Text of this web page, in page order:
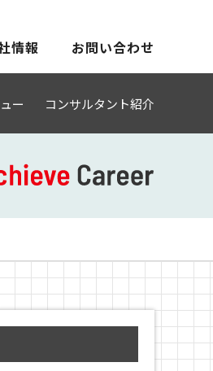
情報 お問い合わせ
ー コンサルタント紹介